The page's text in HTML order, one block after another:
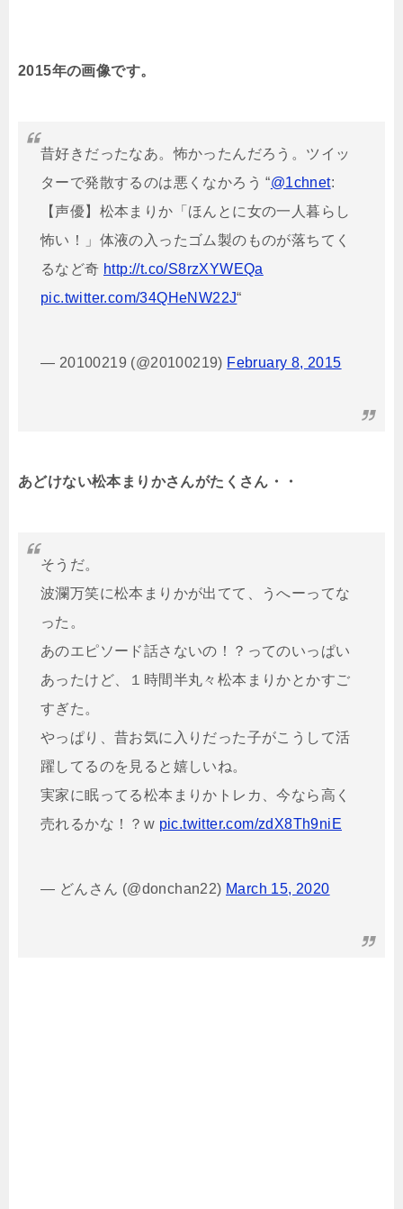
2015年の画像です。
昔好きだったなあ。怖かったんだろう。ツイッ
ターで発散するのは悪くなかろう “@1chnet:
【声優】松本まりか「ほんとに女の一人暮らし
怖い！」体液の入ったゴム製のものが落ちてく
るなど奇 http://t.co/S8rzXYWEQa
pic.twitter.com/34QHeNW22J“
— 20100219 (@20100219) February 8, 2015
あどけない松本まりかさんがたくさん・・
そうだ。
波瀾万笑に松本まりかが出てて、うへーってな
った。
あのエピソード話さないの！？ってのいっぱい
あったけど、１時間半丸々松本まりかとかすご
すぎた。
やっぱり、昔お気に入りだった子がこうして活
躍してるのを見ると嬉しいね。
実家に眠ってる松本まりかトレカ、今なら高く
売れるかな！？w pic.twitter.com/zdX8Th9niE
— どんさん (@donchan22) March 15, 2020